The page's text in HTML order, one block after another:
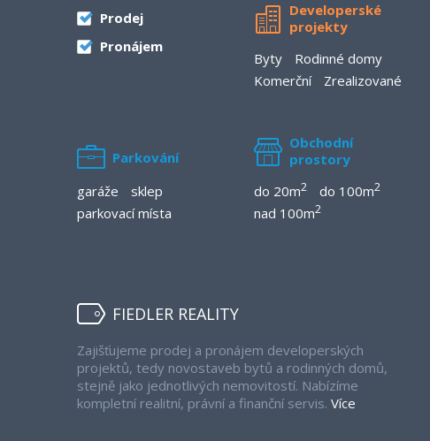
Parkování
garáže
sklep
parkovací místa
Developerské
projekty
Byty
Rodinné domy
Komerční
Zrealizované
Obchodní
prostory
do 20m2 do 100m2
nad 100m2
Prodej
Pronájem
FIEDLER REALITY
Zajišťujeme prodej a pronájem developerských
projektů, tedy novostaveb bytů a rodinných domů,
stejně jako jednotlivých nemovitostí. Nabízíme
kompletní realitní, právní a finanční servis. Více